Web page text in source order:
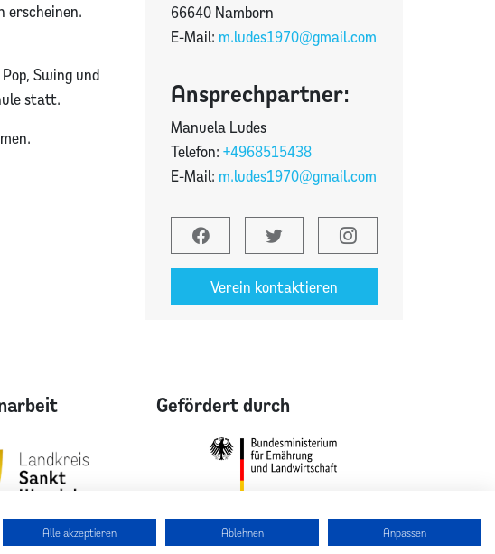
erscheinen.
Swing und
statt.
66640 Namborn
E-Mail: m.ludes1970@gmail.com
Ansprechpartner:
Manuela Ludes
Telefon: +4968515438
E-Mail: m.ludes1970@gmail.com
Verein kontaktieren
Gefördert durch
Alle akzeptieren Ablehnen Anpassen